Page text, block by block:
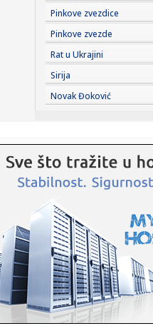
12:25:Uklonjene tri velike i
12:25:Posle požara
plenum traži ...
12:24:Najmirisniji novitet
12:21: Od BMW-a do
svjetske automobi...
12:21:
12:20:Ukrajinski mediji o
šamar Rusi...
12:20:Danas je Sveta Petka
prepodobnoj muče...
12:20:Imate li mačku?
Pinkove zvezdice
Pinkove zvezde
Rat u Ukrajini
Sirija
Novak Đoković